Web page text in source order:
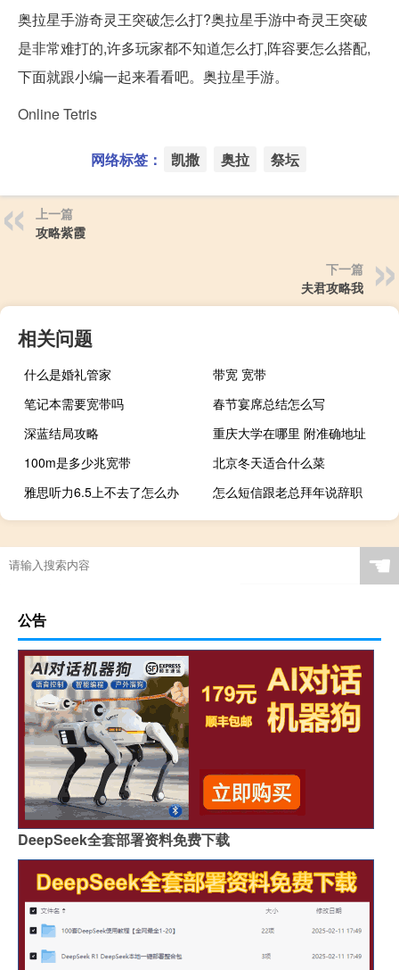
奥拉星手游奇灵王突破怎么打?奥拉星手游中奇灵王突破
是非常难打的,许多玩家都不知道怎么打,阵容要怎么搭配,
下面就跟小编一起来看看吧。奥拉星手游。
Online Tetris
网络标签： 凯撒 奥拉 祭坛
上一篇
攻略紫霞
下一篇
夫君攻略我
相关问题
什么是婚礼管家
带宽 宽带
笔记本需要宽带吗
春节宴席总结怎么写
深蓝结局攻略
重庆大学在哪里 附准确地址
100m是多少兆宽带
北京冬天适合什么菜
雅思听力6.5上不去了怎么办
怎么短信跟老总拜年说辞职
☚
公告
DeepSeek全套部署资料免费下载